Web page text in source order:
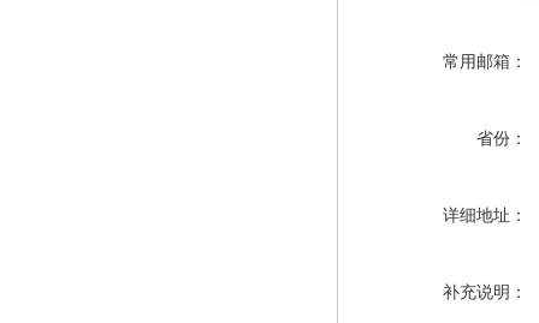
常用邮箱：
省份：
详细地址：
补充说明：